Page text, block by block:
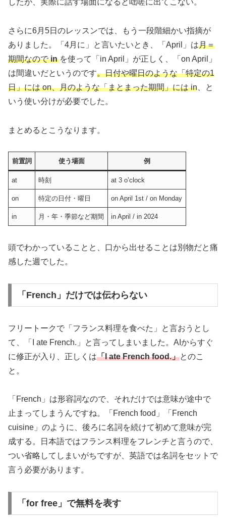
したが、実際に話す場面になると咄嗟に出てこない。
さらに6月5日のレッスンでは、もう一段階細かい指摘が
ありました。「4月に」と言いたいとき、「April」は月＝
期間なのでin を使って「in April」が正しく、「on April」
は間違いだというのです。日付や曜日のような「特定の1
日」には on、月のような「まとまった期間」には in 、と
いう使い分けが必要でした。
まとめるとこうなります。
前置詞 使う場面 例
at 時刻 at 3 o’clock
on 特定の日付・曜日 on April 1st / on Monday
in 月・年・季節など期間 in April / in 2024
頭でわかっていることと、口から出せることは別物だと痛
感した週でした。
「French」だけでは伝わらない
フリートークで「フランス料理を食べた」と言おうとし
て、「I ate French.」と言ってしまいました。AIからすぐ
に修正が入り、正しくは「I ate French food.」とのこ
と。
「French」は形容詞なので、それだけでは意味が途中で
止まってしまうんですね。「French food」「French
cuisine」のように、後ろに名詞を続けて初めて意味が完
成する。日本語ではフランス料理をフレンチと言うので、
つい省略してしまいがちですが、英語では名詞をセットで
言う必要があります。
「for free」で無料を表す